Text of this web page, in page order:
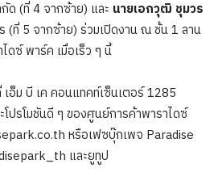
ด (ที่ 4 จากซ้าย) และ นายเอกวุฒิ ชุมวร
ที่ 5 จากซ้าย) ร่วมเปิดงาน ณ ชั้น 1 ลาน
ดซ์ พาร์ค เมื่อเร็ว ๆ นี้
อ็ม บี เค คอนแทคท์เซ็นเตอร์ 1285
ปรโมชันดี ๆ ของศูนย์การค้าพาราไดซ์
หรือเฟซบุ๊กเพจ Paradise
และยูทูป